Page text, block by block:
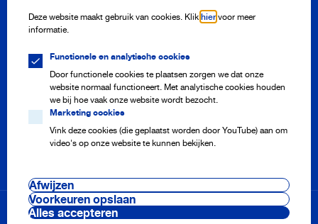
Deze website maakt gebruik van cookies. Klik hier voor meer
informatie.
Functionele en analytische cookies
Door functionele cookies te plaatsen zorgen we dat onze
website normaal functioneert. Met analytische cookies houden
we bij hoe vaak onze website wordt bezocht.
Marketing cookies
Vink deze cookies (die geplaatst worden door YouTube) aan om
video's op onze website te kunnen bekijken.
Afwijzen
Voorkeuren opslaan
Alles accepteren
Meterstand doorgeven
Adres aanmelden of afmelden
Storing melden
Veelgestelde vragen
Werken bij
Cookie voorkeuren
Voorwaarden & regelingen
Disclaimer & privacy